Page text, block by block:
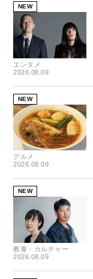
NEW
エンタメ
2026.08.09
NEW
グルメ
2026.08.09
NEW
教養・カルチャー
2026.08.09